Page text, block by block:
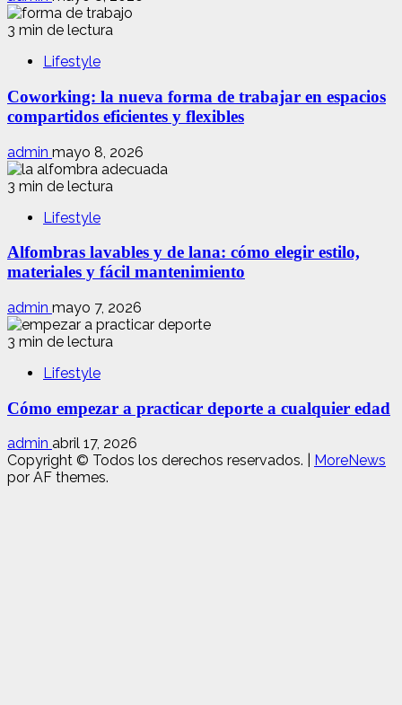
3 min de lectura
Lifestyle
Coworking: la nueva forma de trabajar en espacios
compartidos eficientes y flexibles
admin mayo 8, 2026
3 min de lectura
Lifestyle
Alfombras lavables y de lana: cómo elegir estilo,
materiales y fácil mantenimiento
admin mayo 7, 2026
3 min de lectura
Lifestyle
Cómo empezar a practicar deporte a cualquier edad
admin abril 17, 2026
Copyright © Todos los derechos reservados.
MoreNews
por AF themes.